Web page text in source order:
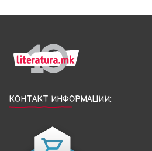
КОНТАКТ ИНФОРМАЦИИ: